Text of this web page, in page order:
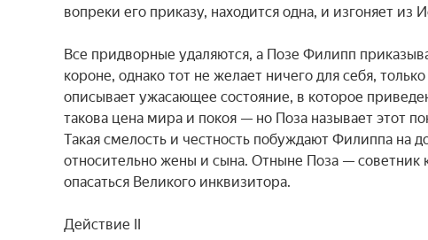
вопреки его приказу, находится одна, и изгоняет
Все придворные удаляются, а Позе Филипп
короне, однако тот не желает ничего для себя,
описывает ужасающее состояние, в которое
такова цена мира и покоя — но Поза называет этот
Такая смелость и честность побуждают Филиппа на
относительно жены и сына. Отныне Поза —
опасаться Великого инквизитора.
Действие II